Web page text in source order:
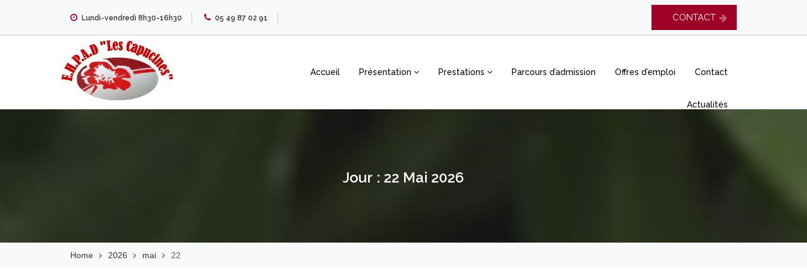
content
Lundi-vendredi 8h30-16h30 05 49 87 02 91 CONTACT
EHPAD Les
Accueil Présentation Prestations Parcours d’admission Offres d’emploi Contact
Actualités
Jour : 22 Mai 2026
Home 2026 mai 22